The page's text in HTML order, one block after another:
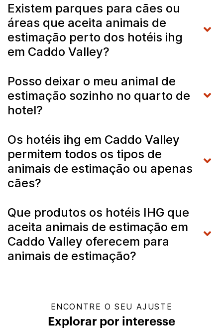
Existem parques para cães ou
áreas que aceita animais de
estimação perto dos hotéis ihg
em Caddo Valley?
Posso deixar o meu animal de
estimação sozinho no quarto de
hotel?
Os hotéis ihg em Caddo Valley
permitem todos os tipos de
animais de estimação ou apenas
cães?
Que produtos os hotéis IHG que
aceita animais de estimação em
Caddo Valley oferecem para
animais de estimação?
ENCONTRE O SEU AJUSTE
Explorar por interesse